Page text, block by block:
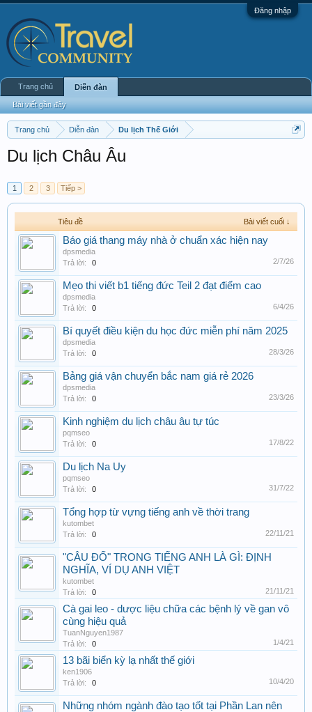
Đăng nhập
Trang chủ Diễn đàn Du lịch Thế Giới
Du lịch Châu Âu
1 2 3 Tiếp >
Tiêu đề Bài viết cuối ↓
Báo giá thang máy nhà ở chuẩn xác hiện nay
dpsmedia
Trả lời:
0 2/7/26
Mẹo thi viết b1 tiếng đức Teil 2 đạt điểm cao
dpsmedia
Trả lời:
0 6/4/26
Bí quyết điều kiện du học đức miễn phí năm 2025
dpsmedia
Trả lời:
0 28/3/26
Bảng giá vận chuyển bắc nam giá rẻ 2026
dpsmedia
Trả lời:
0 23/3/26
Kinh nghiệm du lịch châu âu tự túc
pqmseo
Trả lời:
0 17/8/22
Du lịch Na Uy
pqmseo
Trả lời:
0 31/7/22
Tổng hợp từ vựng tiếng anh về thời trang
kutombet
Trả lời:
0 22/11/21
"CÂU ĐỐ" TRONG TIẾNG ANH LÀ GÌ: ĐỊNH
NGHĨA, VÍ DỤ ANH VIỆT
kutombet
Trả lời:
0 21/11/21
Cà gai leo - dược liệu chữa các bệnh lý về gan vô
cùng hiệu quả
TuanNguyen1987
Trả lời:
0 1/4/21
13 bãi biển kỳ lạ nhất thế giới
ken1906
Trả lời:
0 10/4/20
Những nhóm ngành đào tạo tốt tại Phần Lan nên
Trang chủ Diễn đàn
Bài viết gần đây